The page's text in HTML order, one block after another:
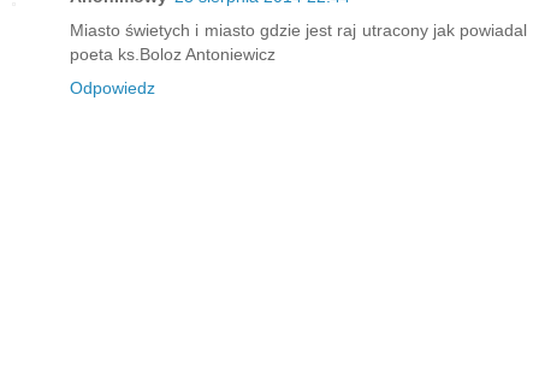
Miasto świetych i miasto gdzie jest raj utracony jak powiadal
poeta ks.Boloz Antoniewicz
Odpowiedz